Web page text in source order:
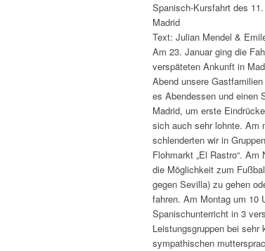
Spanisch-Kursfahrt des
Madrid
Text: Julian Mendel &
Am 23. Januar ging die
verspäteten Ankunft in
Abend unsere
es Abendessen und einen
Madrid, um erste
sich auch sehr lohnte. Am
schlenderten wir in
Flohmarkt „El Rastro“.
die Möglichkeit zum
gegen Sevilla) zu gehen
fahren. Am Montag um 10
Spanischunterricht in 3
Leistungsgruppen bei sehr
sympathischen